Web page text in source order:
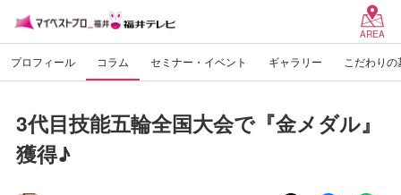
AREA
プロフィール コラム セミナー・イベント ギャラリー こだわりの
3代目技能五輪全国大会で『金メダル』
獲得♪